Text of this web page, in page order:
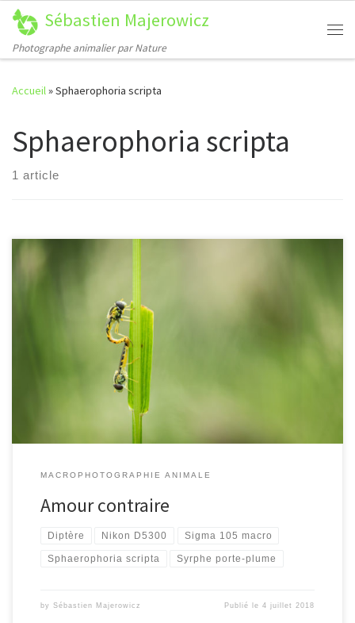
Passer au contenu
Sébastien Majerowicz
Photographe animalier par Nature
Accueil»Sphaerophoria scripta
Sphaerophoria scripta
1 article
MACROPHOTOGRAPHIE ANIMALE
Amour contraire
Diptère Nikon D5300 Sigma 105 macro
Sphaerophoria scripta Syrphe porte-plume
by Sébastien Majerowicz Publié le4 juillet 2018